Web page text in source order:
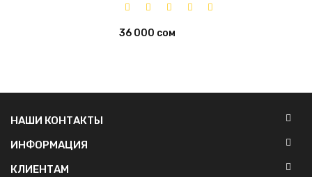
36 000 сом
НАШИ КОНТАКТЫ
ИНФОРМАЦИЯ
КЛИЕНТАМ